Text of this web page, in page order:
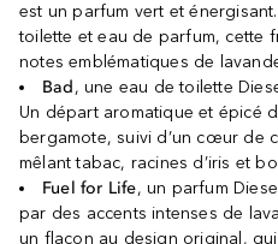
est un parfum vert et
toilette et eau de parfum, cette
notes emblématiques de
Bad, une eau de toilette
Un départ aromatique et épicé
bergamote, suivi d’un cœur de
mêlant tabac, racines d’iris et
Fuel for Life, un parfum
par des accents intenses de
un flacon au design original,